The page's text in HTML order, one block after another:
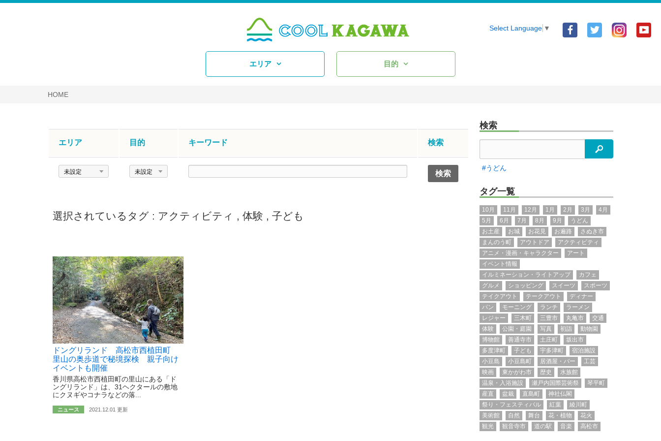
Facebook
Twitter
Select Language ▼
エリア 目的
HOME
エリア 目的 キーワード 検索
エ
目
ド
選択されているタグ : アクティビティ , 体験 , 子ども
ドングリランド 高松市西植田町
里山の奥歩道で秘境探検 親子向け
イベントも開催
香川県高松市西植田町の里山にある「ド
ングリランド」は、31ヘクタールの敷地
にクヌギやコナラなどの落...
ニュース 2021.12.01 更新
検索
検索
#うどん
タグ一覧
10月 11月 12月 1月 2月 3月
4月
5月
6月 7月 8月 9月
うどん
お土産
お城 お花見 お遍路
さぬき市
まんのう町
アウトドア
アクティビティ
アニメ・漫画・キャラクター
アート
イベント情報
イルミネーション・ライトアップ
カフェ
グルメ
ショッピング スイーツ
スポーツ
テイクアウト
テークアウト
ディナー
パン
モーニング ランチ
ラーメン
レジャー
三木町 三豊市 丸亀市
交通
体験
公園・庭園 写真 初詣
動物園
博物館
善通寺市 土庄町
坂出市
多度津町
子ども 宇多津町
宿泊施設
小豆島
小豆島町 居酒屋・バー
工芸
映画
東かがわ市 歴史
水族館
温泉・入浴施設
瀬戸内国際芸術祭
琴平町
産直
盆栽 直島町
神社仏閣
祭り・フェスティバル
紅葉
綾川町
美術館
自然 舞台 花・植物
花火
観光
観音寺市 道の駅 音楽 高松市